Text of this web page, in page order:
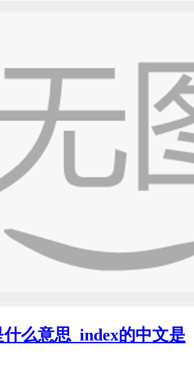
么意思_index的中文是